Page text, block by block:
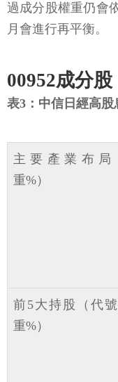
過成分股權重仍會
月會進行再平衡。
00952成分股
表3：中信日經高股
主要產業布局
重%）
前5大持股（代
重%）